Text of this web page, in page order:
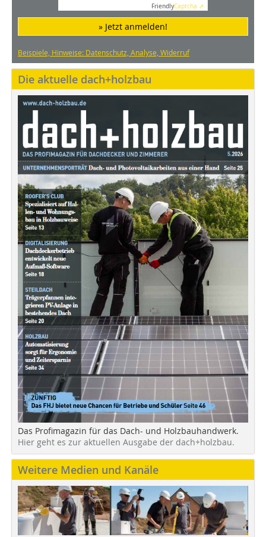
FriendlyCaptcha ⇗
» Jetzt anmelden!
Beispiele, Hinweise: Datenschutz, Analyse, Widerruf
Die aktuelle dach+holzbau
Das Profimagazin für das Dach- und Holzbauhandwerk.
Hier geht es zur aktuellen Ausgabe der dach+holzbau.
Weitere Medien und Kanäle